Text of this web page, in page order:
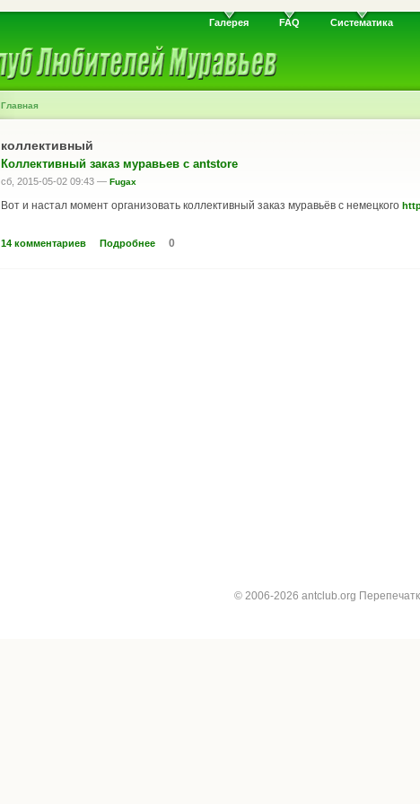
Галерея FAQ Систематика
Главная
коллективный
Коллективный заказ муравьев с antstore
сб, 2015-05-02 09:43 — Fugax
Вот и настал момент организовать коллективный заказ муравьёв с немецкого
14 комментариев Подробнее 0
© 2006-2026 antclub.org